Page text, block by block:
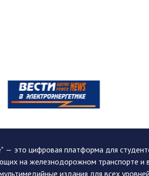
это цифровая платформа для
на железнодорожном транспорте
издания для всех